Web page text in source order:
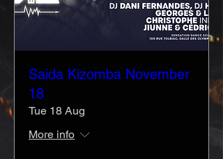
Saida Kizomba November
18
Tue 18 Aug
More info